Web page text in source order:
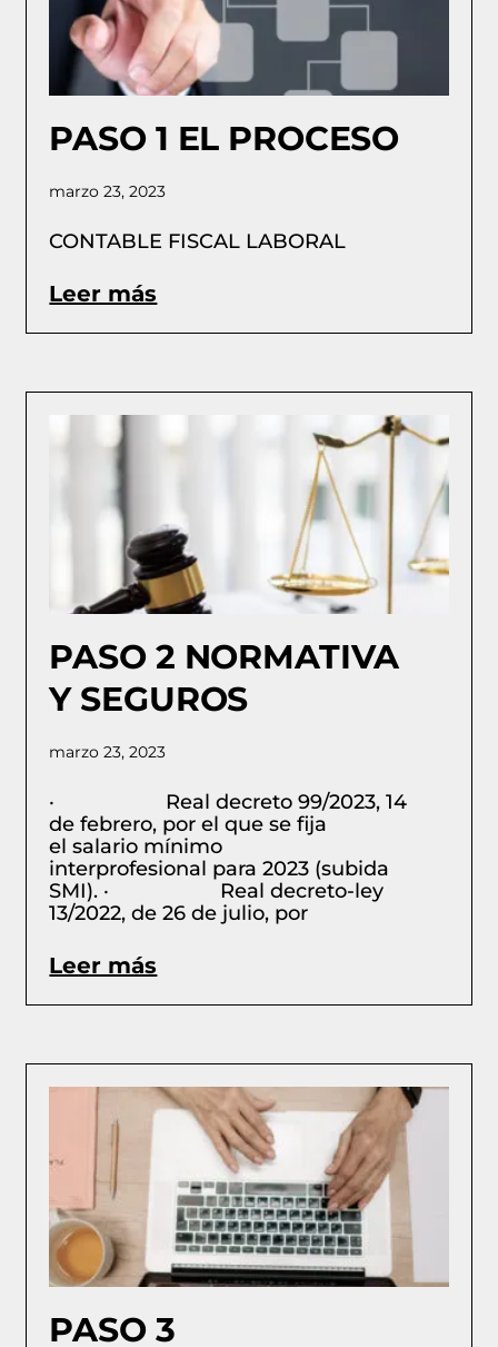
PASO 1 EL PROCESO
marzo 23, 2023
CONTABLE FISCAL LABORAL
Leer más
PASO 2 NORMATIVA
Y SEGUROS
marzo 23, 2023
· Real decreto 99/2023, 14
de febrero, por el que se fija
el salario mínimo
interprofesional para 2023 (subida
SMI). · Real decreto-ley
13/2022, de 26 de julio, por
Leer más
PASO 3